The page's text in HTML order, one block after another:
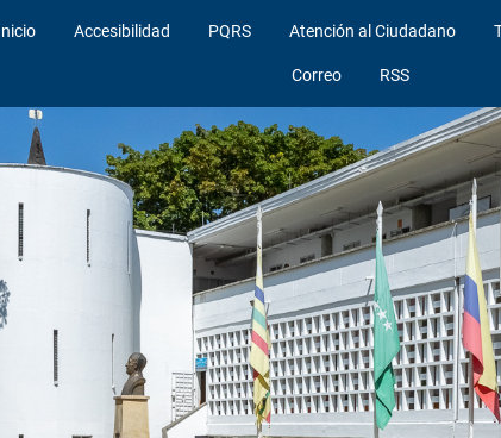
Accesibilidad PQRS Atención al Ciudadano
Correo RSS